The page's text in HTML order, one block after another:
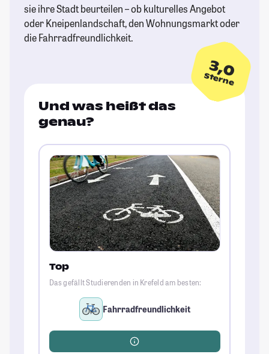
sie ihre Stadt beurteilen – ob kulturelles Angebot
oder Kneipenlandschaft, den Wohnungsmarkt oder
die Fahrradfreundlichkeit.
3,0
Sterne
Und was heißt das
genau?
Top
Das gefällt Studierenden in Krefeld am besten:
Fahrradfreundlichkeit